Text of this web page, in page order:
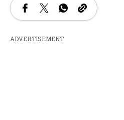
ADVERTISEMENT